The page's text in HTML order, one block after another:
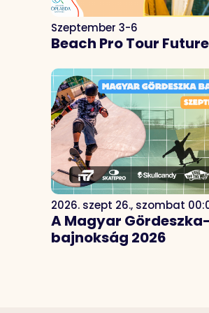
Szeptember 3-6
Beach Pro Tour
2026. szept 26., szombat
A Magyar Gördeszka-
bajnokság 2026